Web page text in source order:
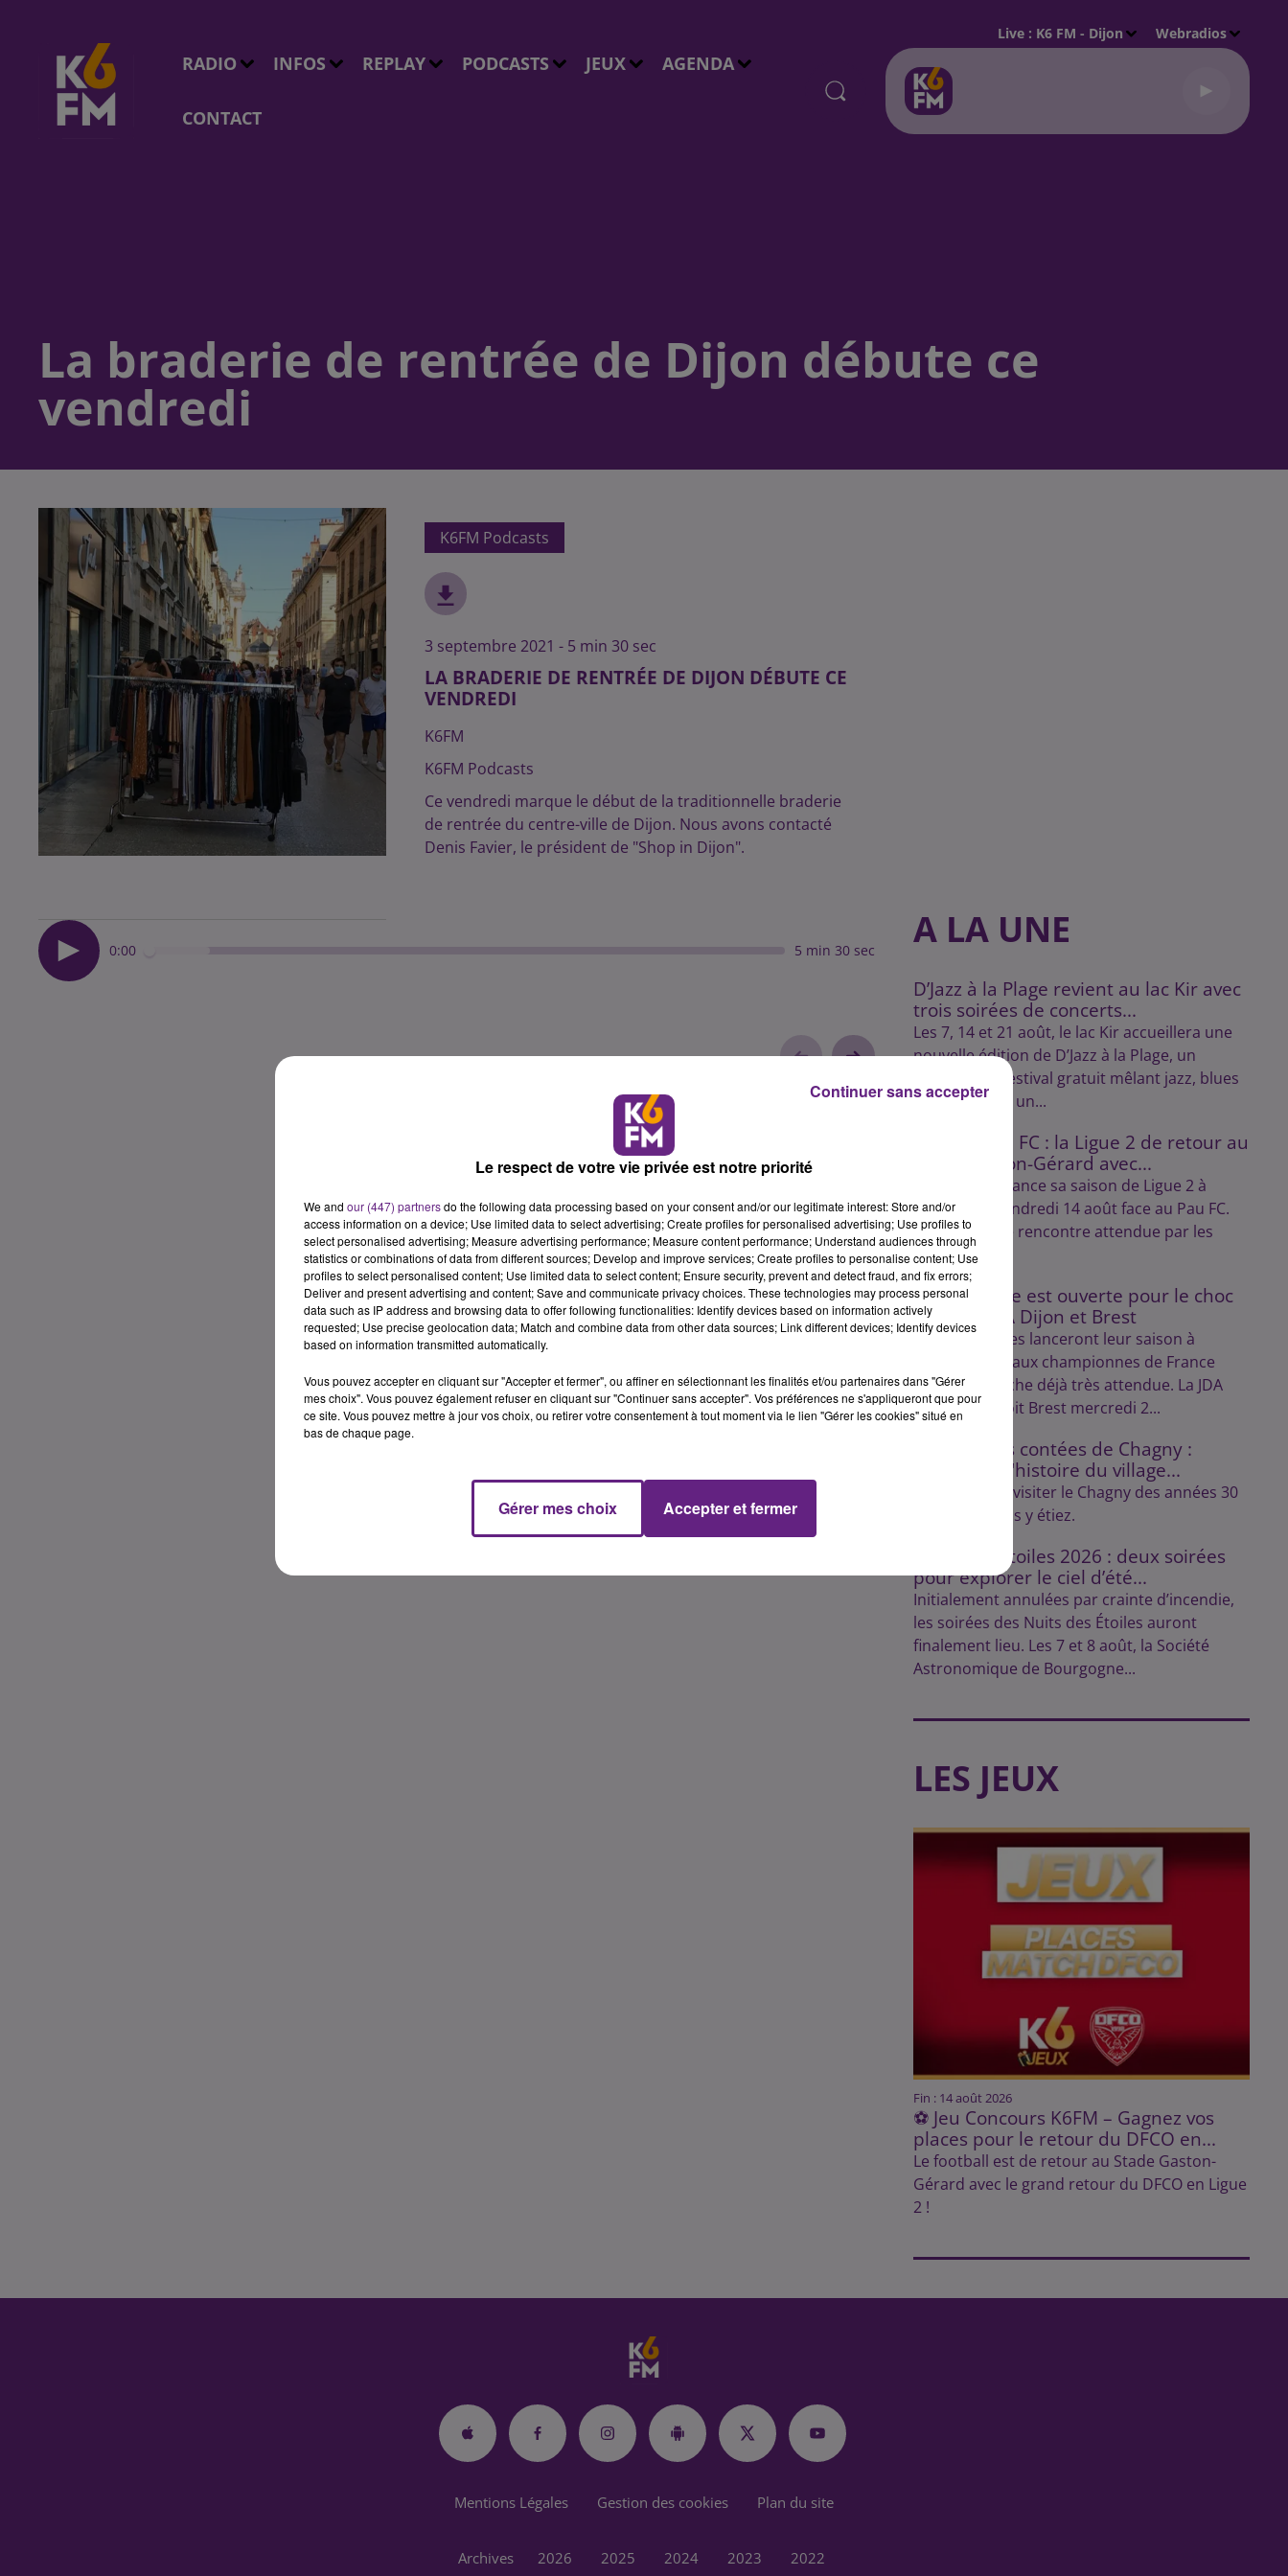
RADIO INFOS REPLAY PODCASTS JEUX AGENDA
CONTACT
Live : K6 FM - Dijon Webradios
La braderie de rentrée de Dijon débute ce
vendredi
K6FM Podcasts
3 septembre 2021 - 5 min 30 sec
LA BRADERIE DE RENTRÉE DE DIJON DÉBUTE CE
VENDREDI
K6FM
K6FM Podcasts
Ce vendredi marque le début de la traditionnelle braderie
de rentrée du centre-ville de Dijon. Nous avons contacté
Denis Favier, le président de "Shop in Dijon".
0:00 5 min 30 sec A LA UNE
D’Jazz à la Plage revient au lac Kir avec
trois soirées de concerts...
Les 7, 14 et 21 août, le lac Kir accueillera une
nouvelle édition de D’Jazz à la Plage, un
rendez-vous estival gratuit mêlant jazz, blues
et swing dans un...
DFCO – Pau FC : la Ligue 2 de retour au
stade Gaston-Gérard avec...
Le Dijon FCO lance sa saison de Ligue 2 à
domicile le vendredi 14 août face au Pau FC.
Une première rencontre attendue par les
supporters.
La billetterie est ouverte pour le choc
entre la JDA Dijon et Brest
Les Dijonnaises lanceront leur saison à
domicile face aux championnes de France
dans une affiche déjà très attendue. La JDA
Handball reçoit Brest mercredi 2...
Les balades contées de Chagny :
découvrez l'histoire du village...
Lulu vous fait visiter le Chagny des années 30
comme si vous y étiez.
Nuits des Étoiles 2026 : deux soirées
pour explorer le ciel d’été...
Initialement annulées par crainte d’incendie,
les soirées des Nuits des Étoiles auront
finalement lieu. Les 7 et 8 août, la Société
Astronomique de Bourgogne...
LES JEUX
Fin : 14 août 2026
⚽ Jeu Concours K6FM – Gagnez vos
places pour le retour du DFCO en...
Le football est de retour au Stade Gaston-
Gérard avec le grand retour du DFCO en Ligue
2 !
Mentions Légales Gestion des cookies Plan du site
Archives 2026 2025 2024 2023 2022
Le respect de votre vie privée est notre priorité
We and our (447) partnersdo the following data processing based on your consent and/or our legitimate interest: Store and/or
access information on a device; Use limited data to select advertising; Create profiles for personalised advertising; Use profiles to
select personalised advertising; Measure advertising performance; Measure content performance; Understand audiences through
statistics or combinations of data from different sources; Develop and improve services; Create profiles to personalise content; Use
profiles to select personalised content; Use limited data to select content; Ensure security, prevent and detect fraud, and fix errors;
Deliver and present advertising and content; Save and communicate privacy choices. These technologies may process personal
data such as IP address and browsing data to offer following functionalities: Identify devices based on information actively
requested; Use precise geolocation data; Match and combine data from other data sources; Link different devices; Identify devices
based on information transmitted automatically.
Vous pouvez accepter en cliquant sur "Accepter et fermer", ou affiner en sélectionnant les finalités et/ou partenaires dans "Gérer
mes choix". Vous pouvez également refuser en cliquant sur "Continuer sans accepter". Vos préférences ne s'appliqueront que pour
ce site. Vous pouvez mettre à jour vos choix, ou retirer votre consentement à tout moment via le lien "Gérer les cookies" situé en
bas de chaque page.
Gérer mes choix Accepter et fermer
Continuer sans accepter